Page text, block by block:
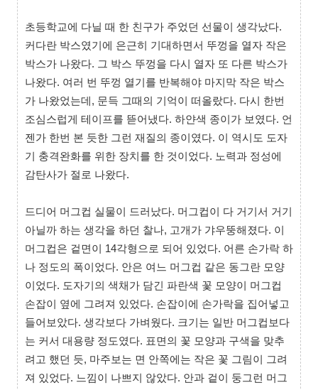
초등학교에 다닐 때 한 친구가 주었던 선물이 생각났다.
커다란 박스였기에 은근히 기대하면서 뚜껑을 열자 작은
박스가 나왔다. 그 박스 뚜껑을 다시 열자 또 다른 박스가
나왔다. 여러 번 뚜껑 열기를 반복해야 마지막 작은 박스
가 나왔었는데, 문득 그때의 기억이 떠올랐다. 다시 한번
조심스럽게 테이프를 뜯어냈다. 하얀색 종이가 보였다. 언
젠가 한번 본 듯한 그런 재질의 종이였다. 이 역시도 도자
기 충격완화를 위한 장치를 한 것이었다. 노력과 정성에
감탄사가 절로 나왔다.
드디어 머그컵 실물이 드러났다. 머그컵이 다 거기서 거기
아닐까 하는 생각을 하던 찰나, 고개가 갸우뚱해졌다. 이
머그컵은 겉면이 14각형으로 되어 있었다. 어른 손가락 하
나 정도의 폭이었다. 안은 여느 머그컵 같은 동그란 모양
이었다. 도자기의 색채가 담긴 파란색 꽃 모양이 머그컵
손잡이 옆에 그려져 있었다. 손잡이에 손가락을 집어넣고
들어보았다. 생각보다 가벼웠다. 크기는 일반 머그컵보다
는 커서 대용량 정도였다. 표면의 꽃 모양과 구색을 맞추
려고 했던 듯, 마주보는 면 안쪽에는 작은 꽃 그림이 그려
져 있었다. 느낌이 나쁘지 않았다. 안과 겉이 둥그런 머그